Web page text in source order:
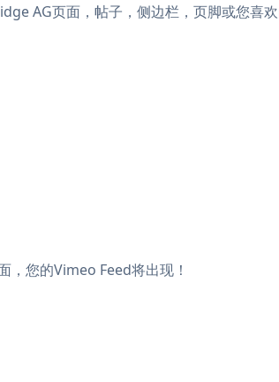
AG页面，帖子，侧边栏，页脚或您喜欢
您的Vimeo Feed将出现！